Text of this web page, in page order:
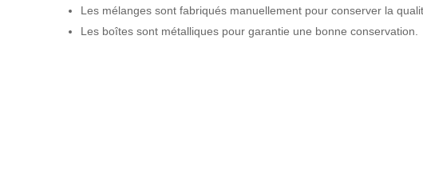
Les mélanges sont fabriqués manuellement pour conserver la
Les boîtes sont métalliques pour garantie une bonne conservation.